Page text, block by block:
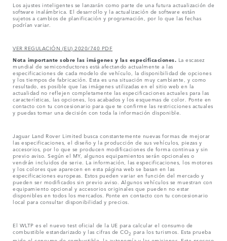
Los ajustes inteligentes se lanzarán como parte de una futura actualización de
software inalámbrica. El desarrollo y la actualización de software están
sujetos a cambios de planificación y programación, por lo que las fechas
podrían variar.
VER REGULACIÓN (EU) 2020/740 PDF
Nota importante sobre las imágenes y las especificaciones. La escasez
mundial de semiconductores está afectando actualmente a las
especificaciones de cada modelo de vehículo, la disponibilidad de opciones
y los tiempos de fabricación. Esta es una situación muy cambiante, y como
resultado, es posible que las imágenes utilizadas en el sitio web en la
actualidad no reflejen completamente las especificaciones actuales para las
características, las opciones, los acabados y los esquemas de color. Ponte en
contacto con tu concesionario para que te confirme las restricciones actuales
y puedas tomar una decisión con toda la información disponible.
Jaguar Land Rover Limited busca constantemente nuevas formas de mejorar
las especificaciones, el diseño y la producción de sus vehículos, piezas y
accesorios, por lo que se producen modificaciones de forma continua y sin
previo aviso. Según el MY, algunos equipamientos serán opcionales o
vendrán incluidos de serie. La información, las especificaciones, los motores
y los colores que aparecen en esta página web se basan en las
especificaciones europeas. Estos pueden variar en función del mercado y
pueden ser modificados sin previo aviso. Algunos vehículos se muestran con
equipamiento opcional y accesorios originales que pueden no estar
disponibles en todos los mercados. Ponte en contacto con tu concesionario
local para consultar disponibilidad y precios.
El WLTP es el nuevo test oficial de la UE para calcular el consumo de
combustible estandarizado y las cifras de CO2 para los turismos. Esta prueba